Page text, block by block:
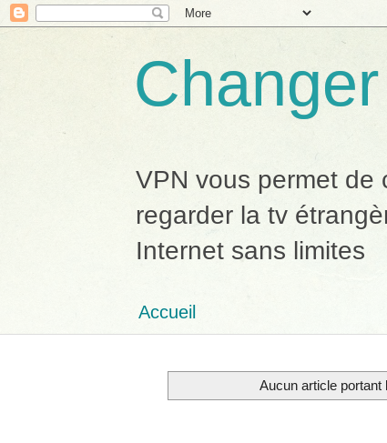
VPN vous permet de
regarder la tv
Internet sans limites
Accueil
Aucun article portant